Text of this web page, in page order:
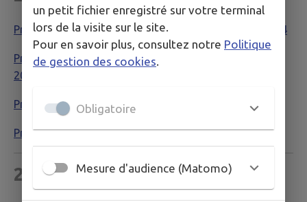
Procès Verbal du Conseil Municipal du 22 octobre 2024
Procès Verbal du Conseil Municipal du 17 septembre
2024
Procès Verbal du Conseil Municipal du 9 avril 2024
Procès Verbal du Conseil Municipal du 5 mars 2024
2023
un petit fichier enregistré sur votre terminal
lors de la visite sur le site.
Pour en savoir plus, consultez notre Politique
de gestion des cookies.
Obligatoire
Mesure d'audience (Matomo)